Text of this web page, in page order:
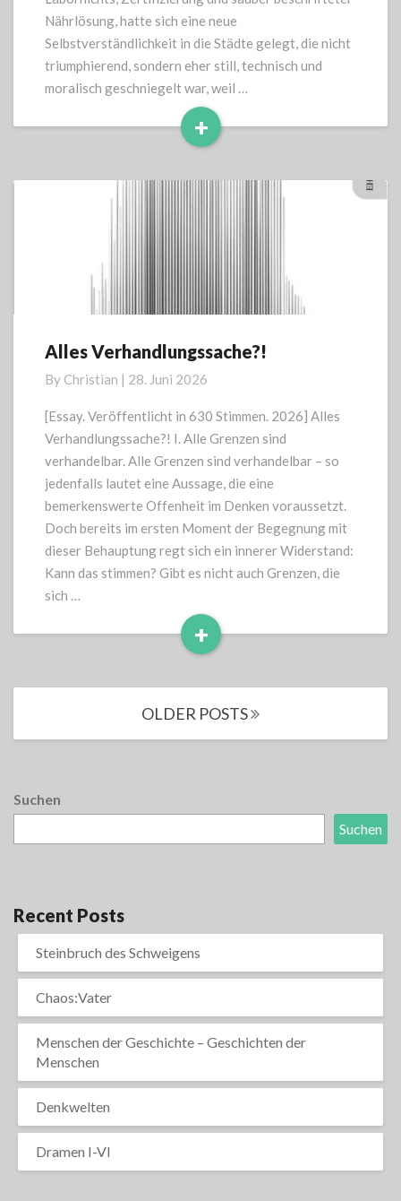
Nährlösung, hatte sich eine neue
Selbstverständlichkeit in die Städte gelegt, die nicht
triumphierend, sondern eher still, technisch und
moralisch geschniegelt war, weil …
+
Read
Alles
Verhandlungssache?!
Alles Verhandlungssache?!
By Christian | 28. Juni 2026
[Essay. Veröffentlicht in 630 Stimmen. 2026] Alles
Verhandlungssache?! I. Alle Grenzen sind
verhandelbar. Alle Grenzen sind verhandelbar – so
jedenfalls lautet eine Aussage, die eine
bemerkenswerte Offenheit im Denken voraussetzt.
Doch bereits im ersten Moment der Begegnung mit
dieser Behauptung regt sich ein innerer Widerstand:
Kann das stimmen? Gibt es nicht auch Grenzen, die
sich …
+
Read
OLDER POSTS
Suchen
Suchen
Recent Posts
Steinbruch des Schweigens
Chaos:Vater
Menschen der Geschichte – Geschichten der
Menschen
Denkwelten
Dramen I-VI